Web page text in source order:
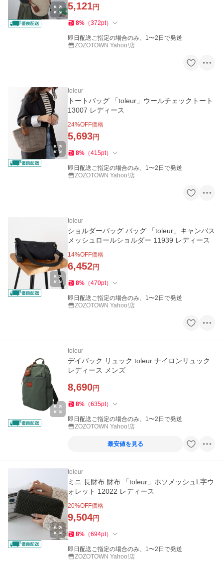
5,121円
8% （372pt）
即日配送ご指定の場合のみ、1〜2日で発送
ZOZOTOWN Yahoo!店
toleur
トートバッグ 「toleur」ウールチェックトート
13007 レディース
24%OFF価格
5,693円
8% （415pt）
即日配送ご指定の場合のみ、1〜2日で発送
ZOZOTOWN Yahoo!店
toleur
ショルダーバッグ バッグ 「toleur」キャンバス
メッシュロールショルダー 11939 レディース
14%OFF価格
6,452円
8% （470pt）
即日配送ご指定の場合のみ、1〜2日で発送
ZOZOTOWN Yahoo!店
toleur
デイバック リュック toleur ナイロンリュック
レディース メンズ
8,690円
8% （635pt）
即日配送ご指定の場合のみ、1〜2日で発送
ZOZOTOWN Yahoo!店
最安値を見る
toleur
ミニ 長財布 財布 「toleur」ホソメッシュL字ウ
ォレット 12022 レディース
20%OFF価格
9,504円
8% （694pt）
即日配送ご指定の場合のみ、1〜2日で発送
ZOZOTOWN Yahoo!店